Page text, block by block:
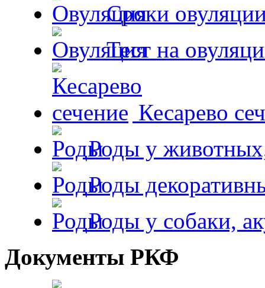
Сроки
Тест на
Кесарево
Роды у
Роды
Роды у собаки,
Документы РКФ